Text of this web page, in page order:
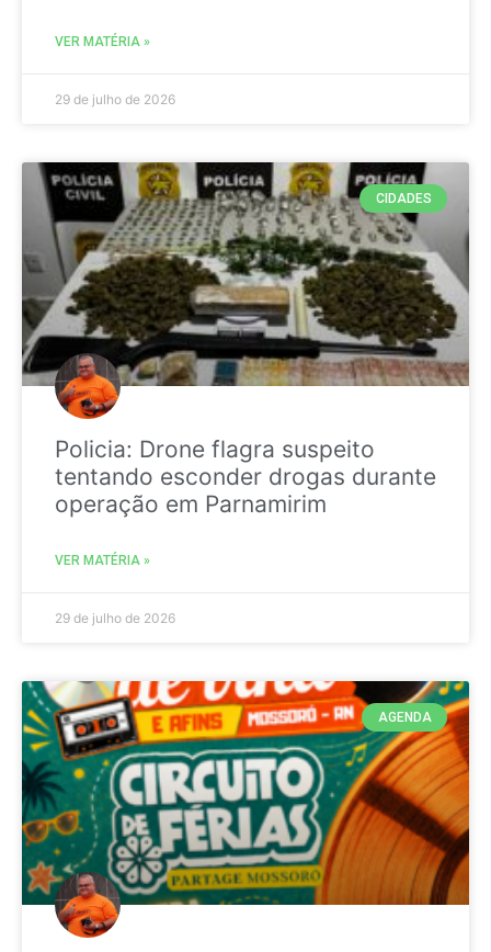
VER MATÉRIA »
29 de julho de 2026
CIDADES
Policia: Drone flagra suspeito
tentando esconder drogas durante
operação em Parnamirim
VER MATÉRIA »
29 de julho de 2026
AGENDA